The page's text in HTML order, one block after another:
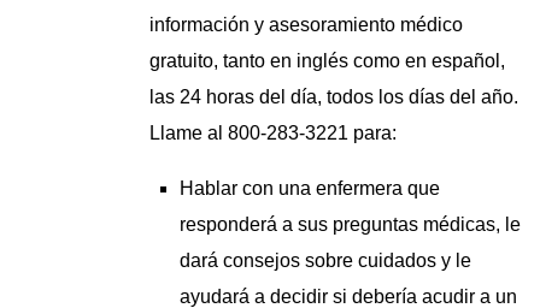
información y asesoramiento médico
gratuito, tanto en inglés como en español,
las 24 horas del día, todos los días del año.
Llame al 800-283-3221 para:
Hablar con una enfermera que
responderá a sus preguntas médicas, le
dará consejos sobre cuidados y le
ayudará a decidir si debería acudir a un